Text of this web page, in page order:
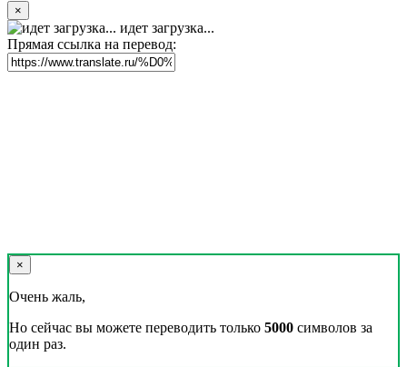
×
идет загрузка...
Прямая ссылка на перевод:
×
Очень жаль,
Но сейчас вы можете переводить только 5000 символов за
один раз.